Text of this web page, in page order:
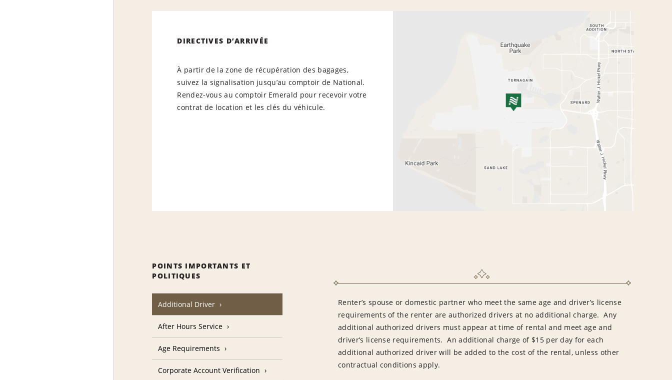
DIRECTIVES D’ARRIVÉE
À partir de la zone de récupération des bagages,
suivez la signalisation jusqu’au comptoir de National.
Rendez-vous au comptoir Emerald pour recevoir votre
contrat de location et les clés du véhicule.
POINTS IMPORTANTS ET
POLITIQUES
Additional Driver
Renter’s spouse or domestic partner who meet the same age and driver’s license
requirements of the renter are authorized drivers at no additional charge. Any
additional authorized drivers must appear at time of rental and meet age and
driver’s license requirements. An additional charge of $15 per day for each
additional authorized driver will be added to the cost of the rental, unless other
contractual conditions apply.
After Hours Service
Age Requirements
Corporate Account Verification